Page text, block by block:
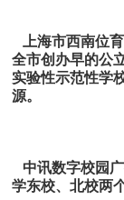
上海市西南位
全市创办早的公
实验性示范性学
源。
中讯数字校园
学东校、北校两